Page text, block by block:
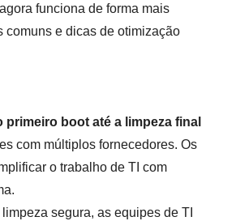
funciona de forma mais
comuns e dicas de otimização
boot até a limpeza final
com múltiplos fornecedores. Os
o trabalho de TI com
segura, as equipes de TI